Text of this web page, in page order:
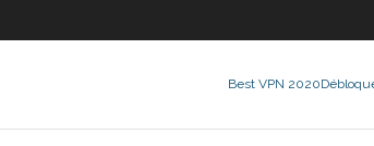
Best VPN 2020